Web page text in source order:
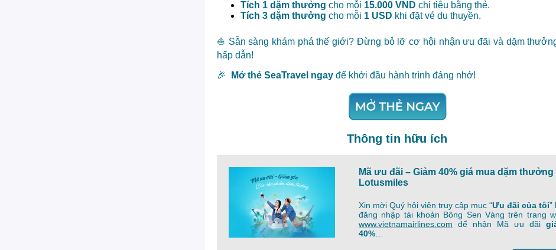
Tích 1 dặm thưởng cho mỗi 15.000 VND chi tiêu bằng thẻ.
Tích 3 dặm thưởng cho mỗi 1 USD khi đặt vé du thuyền.
⛵ Sẵn sàng khám phá thế giới? Đừng bỏ lỡ cơ hội nhận ưu đãi và dặm
hấp dẫn!
🎉
Mở thẻ SeaTravel ngay để khởi đầu hành trình đáng nhớ!
Thông tin hữu ích
Mã ưu đãi – Giảm 40% giá mua dặm thưởng
Lotusmiles
Xin mời Quý hội viên truy cập mục “Ưu đãi của tôi”
đăng nhập tài khoản Bông Sen Vàng trên trang
www.vietnamairlines.com để nhận Mã ưu đãi
40%…